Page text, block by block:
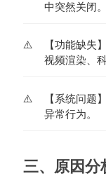
中突然关闭。
【功能缺失
视频渲染、
【系统问题
异常行为。
三、原因分